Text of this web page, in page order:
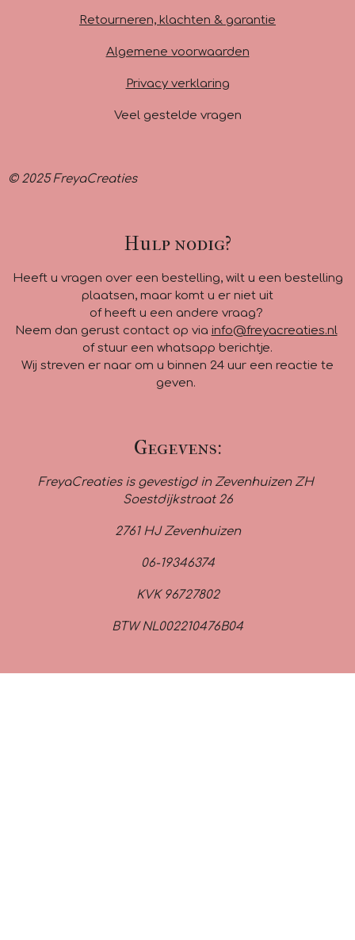
Retourneren, klachten & garantie
Algemene voorwaarden
Privacy verklaring
Veel gestelde vragen
© 2025 FreyaCreaties
Hulp nodig?
Heeft u vragen over een bestelling, wilt u een bestelling
plaatsen, maar komt u er niet uit
of heeft u een andere vraag?
Neem dan gerust contact op via info@freyacreaties.nl
of stuur een whatsapp berichtje.
Wij streven er naar om u binnen 24 uur een reactie te
geven.
Gegevens:
FreyaCreaties is gevestigd in Zevenhuizen ZH
Soestdijkstraat 26
2761 HJ Zevenhuizen
06-19346374
KVK 96727802
BTW NL002210476B04